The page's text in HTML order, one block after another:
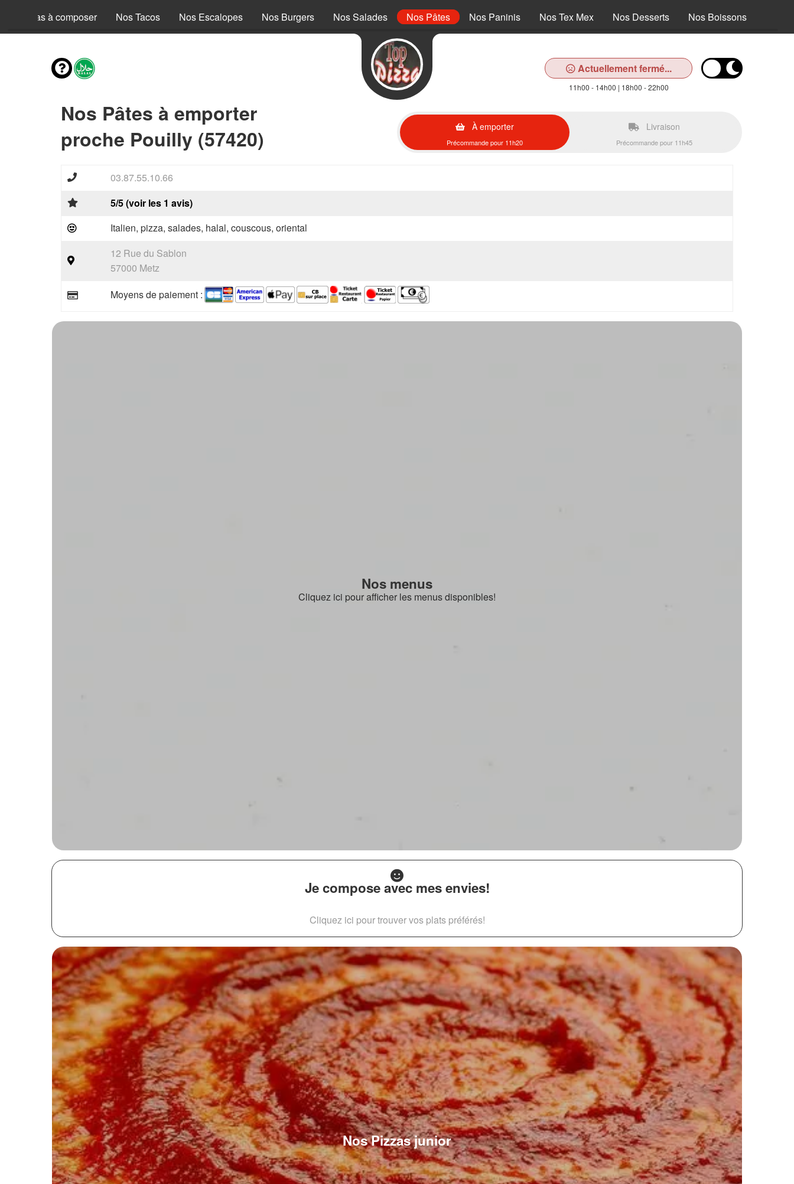
Pizzas à composer Nos Tacos Nos Escalopes Nos Burgers Nos Salades Nos Pâtes Nos Paninis Nos Tex Mex Nos Desserts Nos Boissons
Actuellement fermé...
11h00 - 14h00 | 18h00 - 22h00
Nos Pâtes à emporter
proche Pouilly (57420)
À emporter
Précommande pour 11h20
Livraison
Précommande pour 11h45
03.87.55.10.66
5/5 (voir les 1 avis)
Italien, pizza, salades, halal, couscous, oriental
12 Rue du Sablon
57000 Metz
Moyens de paiement :
Nos menus
Cliquez ici pour afficher les menus disponibles!
Je compose avec mes envies!
Cliquez ici pour trouver vos plats préférés!
Nos Pizzas junior